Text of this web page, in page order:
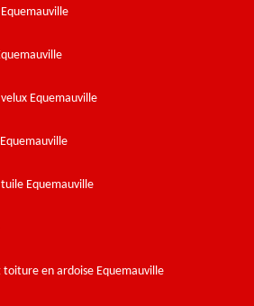
Equemauville
Equemauville
en ardoise Equemauville